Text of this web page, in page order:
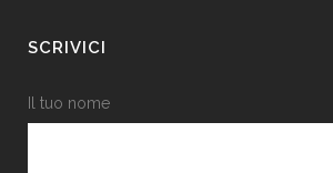
SCRIVICI
Il tuo nome